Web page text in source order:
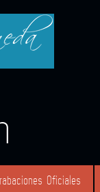
Oficiales